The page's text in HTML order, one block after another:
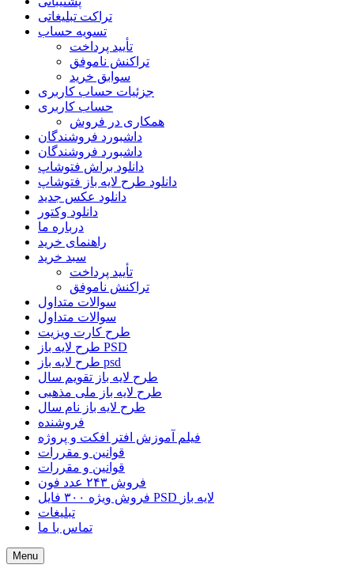
تراکت تبلیغاتی
تسویه حساب
تأیید پرداخت
تراکنش ناموفق
سوابق خرید
جزئیات حساب کاربری
حساب کاربری
همکاری در فروش
داشبورد فروشندگان
داشبورد فروشندگان
دانلود براش فتوشاپ
دانلود طرح لایه باز فتوشاپ
دانلود عکس جدید
دانلود وکتور
درباره ما
راهنمای خرید
سبد خرید
تأیید پرداخت
تراکنش ناموفق
سوالات متداول
سوالات متداول
طرح کارت ویزیت
طرح لایه باز PSD
طرح لایه باز psd
طرح لایه باز تقویم سال
طرح لایه باز ملی مذهبی
طرح لایه باز نام سال
فروشنده
فیلم آموزش افتر افکت و پروژه
قوانین و مقررات
قوانین و مقررات
فروش ۲۴۳ عدد فون
فروش ویژه ۳۰۰ فایل PSD لایه باز
تبلیغات
تماس با ما
Menu